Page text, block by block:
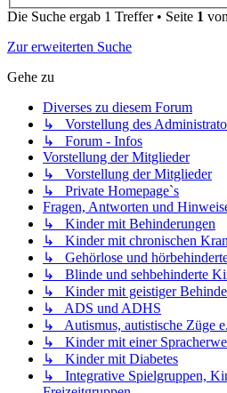
Die Suche ergab 1 Treffer • Seite 1 von
Zur erweiterten Suche
Gehe zu
Diverses zu diesem Forum
↳ Vorstellung des
↳ Forum - Infos
Vorstellung der Mitglieder
↳ Vorstellung der Mitglieder
↳ Private Homepage`s
Fragen, Antworten und
↳ Kinder mit Behinderungen
↳ Kinder mit chronischen
↳ Gehörlose und
↳ Blinde und sehbehinderte
↳ Kinder mit geistiger
↳ ADS und ADHS
↳ Autismus, autistische Züge
↳ Kinder mit einer
↳ Kinder mit Diabetes
↳ Integrative Spielgruppen,